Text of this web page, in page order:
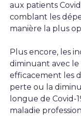
aux patients
comblant les
manière la plus
Plus encore, les
diminuant avec le
efficacement les
perte ou la
longue de Covid-
maladie